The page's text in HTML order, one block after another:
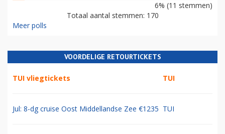
6% (11 stemmen)
Totaal aantal stemmen: 170
Meer polls
VOORDELIGE RETOURTICKETS
TUI vliegtickets TUI
Jul: 8-dg cruise Oost Middellandse Zee €1235 TUI